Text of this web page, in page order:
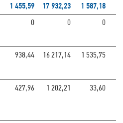
1 455,59 17 932,23 1 587,18
0 0 0
938,44 16 217,14 1 535,75
427,96 1 202,21 33,60